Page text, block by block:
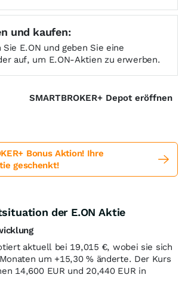
und kaufen:
Sie E.ON und geben Sie eine
auf, um E.ON-Aktien zu erwerben.
SMARTBROKER+ Depot eröffnen
Bonus Aktion! Ihre
geschenkt!
der E.ON Aktie
aktuell bei 19,015 €, wobei sie sich
um +15,30%änderte. Der Kurs
14,600 EUR und 20,440 EUR in